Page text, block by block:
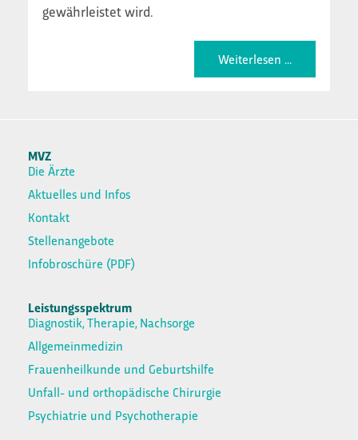
gewährleistet wird.
Weiterlesen ...
MVZ
Die Ärzte
Aktuelles und Infos
Kontakt
Stellenangebote
Infobroschüre (PDF)
Leistungsspektrum
Diagnostik, Therapie, Nachsorge
Allgemeinmedizin
Frauenheilkunde und Geburtshilfe
Unfall- und orthopädische Chirurgie
Psychiatrie und Psychotherapie